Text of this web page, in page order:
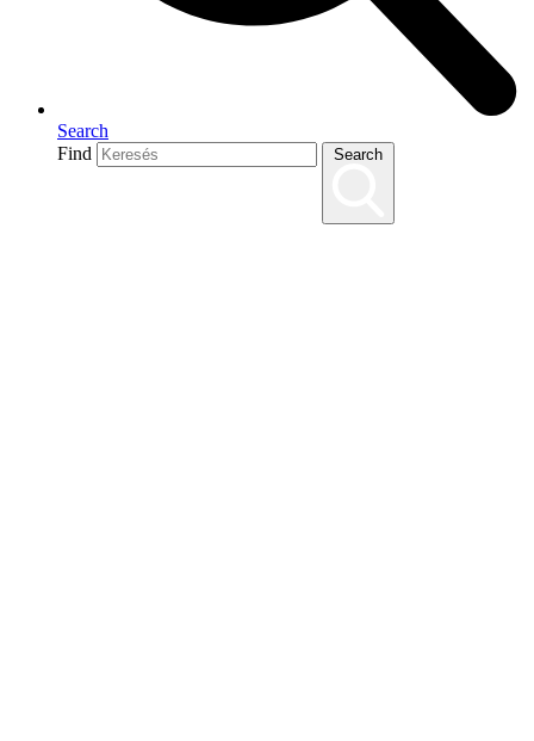
Search
Find
Search